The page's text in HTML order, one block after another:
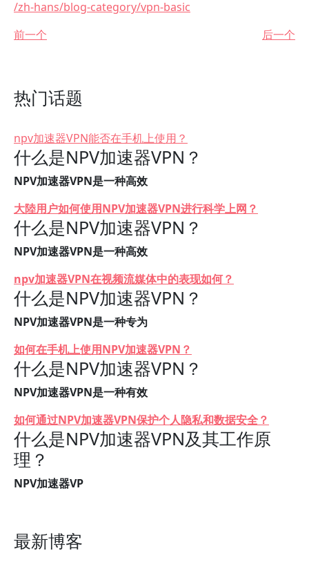
/zh-hans/blog-category/vpn-basic
前一个
后一个
热门话题
npv加速器VPN能否在手机上使用？
什么是NPV加速器VPN？
NPV加速器VPN是一种高效
大陸用户如何使用NPV加速器VPN进行科学上网？
什么是NPV加速器VPN？
NPV加速器VPN是一种高效
npv加速器VPN在视频流媒体中的表现如何？
什么是NPV加速器VPN？
NPV加速器VPN是一种专为
如何在手机上使用NPV加速器VPN？
什么是NPV加速器VPN？
NPV加速器VPN是一种有效
如何通过NPV加速器VPN保护个人隐私和数据安全？
什么是NPV加速器VPN及其工作原
理？
NPV加速器VP
最新博客